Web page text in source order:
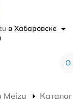
в Хабаровске
О
Meizu